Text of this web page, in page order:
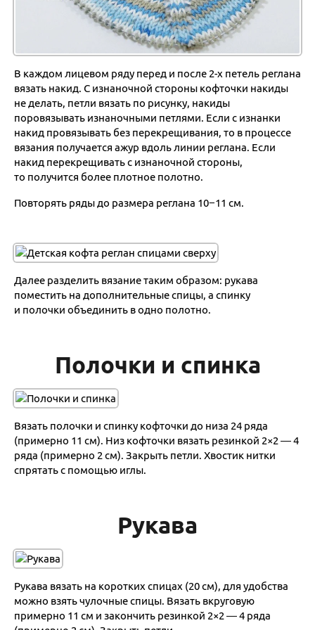
В каждом лицевом ряду перед и после 2-х петель реглана
вязать накид. С изнаночной стороны кофточки накиды
не делать, петли вязать по рисунку, накиды
поровязывать изнаночными петлями. Если с изнанки
накид провязывать без перекрещивания, то в процессе
вязания получается ажур вдоль линии реглана. Если
накид перекрещивать с изнаночной стороны,
то получится более плотное полотно.
Повторять ряды до размера реглана 10−11 см.
Далее разделить вязание таким образом: рукава
поместить на дополнительные спицы, а спинку
и полочки объединить в одно полотно.
Полочки и спинка
Вязать полочки и спинку кофточки до низа 24 ряда
(примерно 11 см). Низ кофточки вязать резинкой 2×2 — 4
ряда (примерно 2 см). Закрыть петли. Хвостик нитки
спрятать с помощью иглы.
Рукава
Рукава вязать на коротких спицах (20 см), для удобства
можно взять чулочные спицы. Вязать вкруговую
примерно 11 см и закончить резинкой 2×2 — 4 ряда